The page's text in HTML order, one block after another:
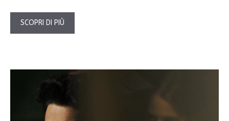
SCOPRI DI PIÙ